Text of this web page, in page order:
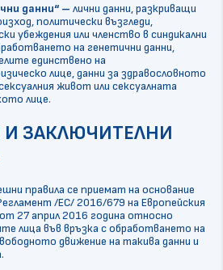
данни“ – лични данни, разкриващи
политически възгледи,
убеждения или членство в синдикални
на генетични данни,
единствено на
лице, данни за здравословното
живот или сексуалната
лице.
И ЗАКЛЮЧИТЕЛНИ
правила се приемат на основание
/ЕС/ 2016/679 на Европейския
27 април 2016 година относно
лица във връзка с обработването на
движение на такива данни и